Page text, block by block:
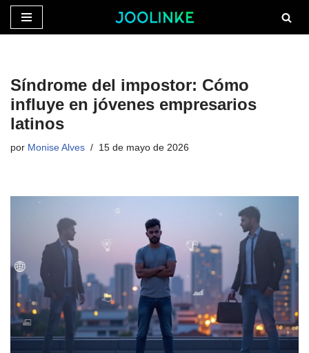
Saltar
Síndrome del impostor: Cómo
influye en jóvenes empresarios
latinos
por Monise Alves 15 de mayo de 2026